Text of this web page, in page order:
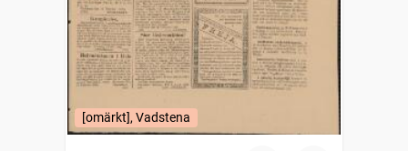
[omärkt], Vadstena